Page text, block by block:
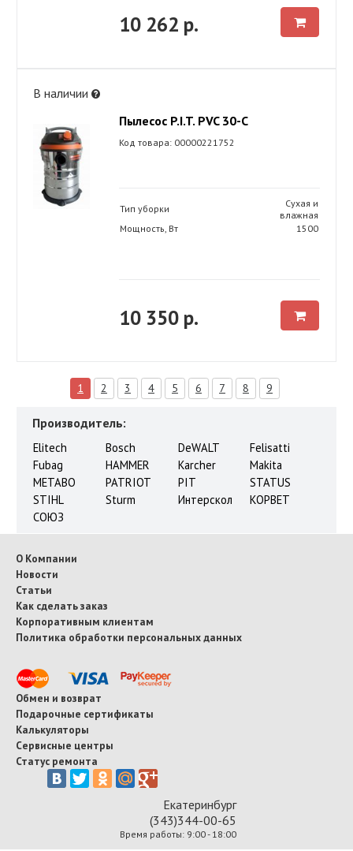
10 262 р.
В наличии
Пылесос P.I.T. PVC 30-C
Код товара: 00000221752
Тип уборки
Сухая и
влажная
Мощность, Вт
1500
10 350 р.
1 2 3 4 5 6 7 8 9
Производитель:
Elitech Bosch DeWALT
Felisatti
Fubag
HAMMER Karcher
Makita
METABO
PATRIOT PIT
STATUS
STIHL
Sturm Интерскол
КОРВЕТ
СОЮЗ
О Компании
Новости
Статьи
Как сделать заказ
Корпоративным клиентам
Политика обработки персональных данных
Обмен и возврат
Подарочные сертификаты
Калькуляторы
Сервисные центры
Статус ремонта
Екатеринбург
(343)344-00-65
Время работы: 9:00 - 18:00